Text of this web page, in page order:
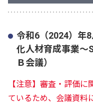
令和6（2024）年
化人材育成事業～
Ｂ会議）
【注意】審査・評価
ているため、会議資料